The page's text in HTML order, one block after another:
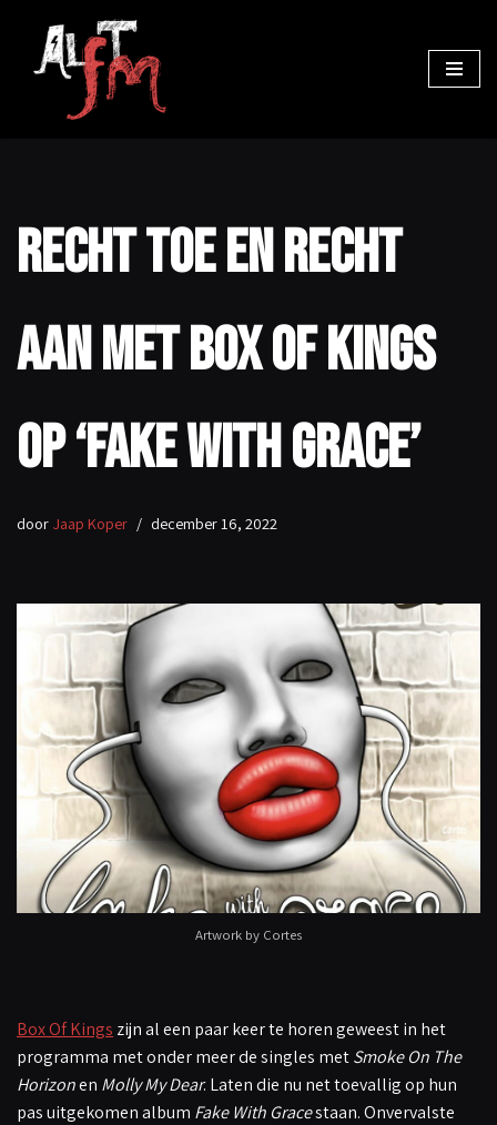
Recht toe en recht
aan met Box Of Kings
op ‘Fake With Grace’
door Jaap Koper december 16, 2022
Artwork by Cortes
Box Of Kings zijn al een paar keer te horen geweest in het
programma met onder meer de singles metSmoke On The
Horizonen Molly My Dear. Laten die nu net toevallig op hun
pas uitgekomen album Fake With Gracestaan. Onvervalste